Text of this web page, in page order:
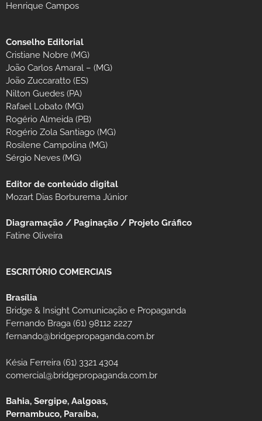
Henrique Campos
Conselho Editorial
Cristiane Nobre (MG)
João Carlos Amaral – (MG)
João Zuccaratto (ES)
Nilton Guedes (PA)
Rafael Lobato (MG)
Rogério Almeida (PB)
Rogério Zola Santiago (MG)
Rosilene Campolina (MG)
Sérgio Neves (MG)
Editor de conteúdo digital
Mozart Dias Borburema Júnior
Diagramação / Paginação / Projeto Gráfico
Fatine Oliveira
ESCRITÓRIO COMERCIAIS
Brasília
Bridge & Insight Comunicação e Propaganda
Fernando Braga (61) 98112 2227
fernando@bridgepropaganda.com.br
Késia Ferreira (61) 3321 4304
comercial@bridgepropaganda.com.br
Bahia, Sergipe, Aalgoas,
Pernambuco, Paraíba,